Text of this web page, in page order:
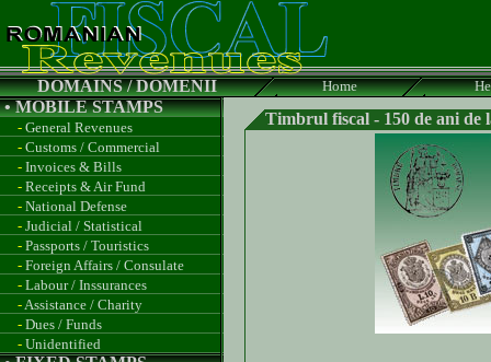
DOMAINS / DOMENII Home
• MOBILE STAMPS
- General Revenues
- Customs / Commercial
- Invoices & Bills
- Receipts & Air Fund
- National Defense
- Judicial / Statistical
- Passports / Touristics
- Foreign Affairs / Consulate
- Labour / Inssurances
-Assistance / Charity
- Dues / Funds
- Unidentified
Timbrul fiscal - 150 de ani de